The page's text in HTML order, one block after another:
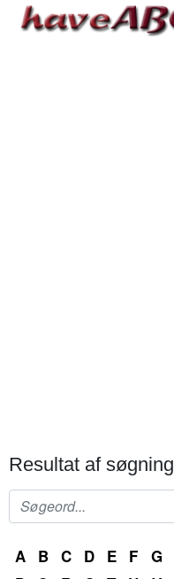
Resultat af søgning
A B C D E F G